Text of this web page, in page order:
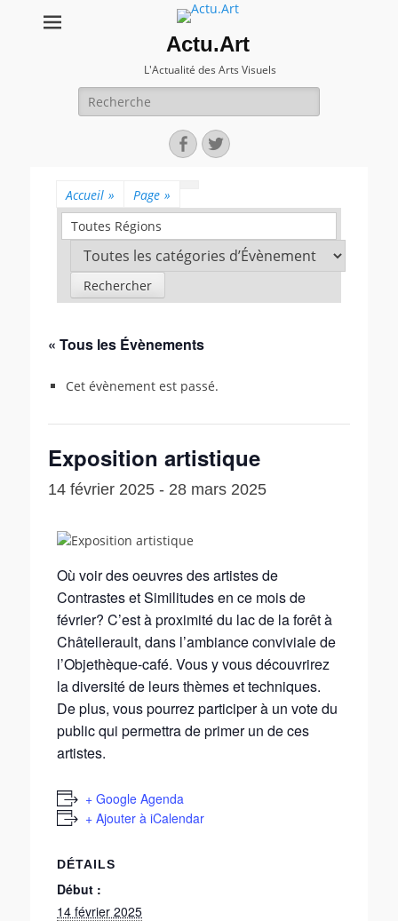
Actu.Art
L'Actualité des Arts Visuels
Recherche
pour:
Facebook
Twitter
Accueil » Page »
Toutes Régions
« Tous les Évènements
Cet évènement est passé.
Exposition artistique
14 février 2025 - 28 mars 2025
Où voir des oeuvres des artistes de
Contrastes et Similitudes en ce mois de
février? C’est à proximité du lac de la forêt à
Châtellerault, dans l’ambiance conviviale de
l’Objethèque-café. Vous y vous découvrirez
la diversité de leurs thèmes et techniques.
De plus, vous pourrez participer à un vote du
public qui permettra de primer un de ces
artistes.
+ Google Agenda
+ Ajouter à iCalendar
DÉTAILS
Début :
14 février 2025